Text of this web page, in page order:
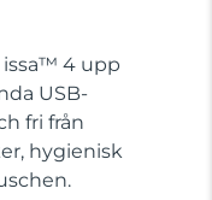
4 upp
USB-
fri från
hygienisk